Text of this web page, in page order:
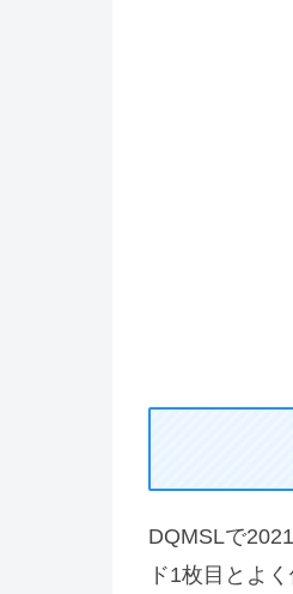
DQMSLで
ド1枚目とよ